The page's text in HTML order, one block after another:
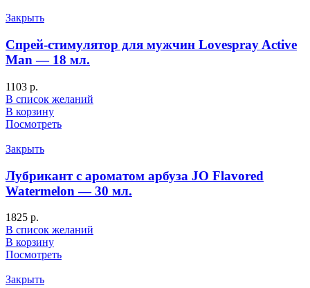
Закрыть
Спрей-стимулятор для мужчин Lovespray Active
Man — 18 мл.
1103 р.
В список желаний
В корзину
Посмотреть
Закрыть
Лубрикант с ароматом арбуза JO Flavored
Watermelon — 30 мл.
1825 р.
В список желаний
В корзину
Посмотреть
Закрыть